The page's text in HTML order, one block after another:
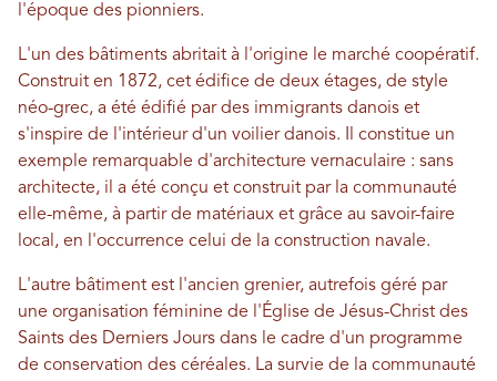
l'époque des pionniers.
L'un des bâtiments abritait à l'origine le marché coopératif.
Construit en 1872, cet édifice de deux étages, de style
néo-grec, a été édifié par des immigrants danois et
s'inspire de l'intérieur d'un voilier danois. Il constitue un
exemple remarquable d'architecture vernaculaire : sans
architecte, il a été conçu et construit par la communauté
elle-même, à partir de matériaux et grâce au savoir-faire
local, en l'occurrence celui de la construction navale.
L'autre bâtiment est l'ancien grenier, autrefois géré par
une organisation féminine de l'Église de Jésus-Christ des
Saints des Derniers Jours dans le cadre d'un programme
de conservation des céréales. La survie de la communauté